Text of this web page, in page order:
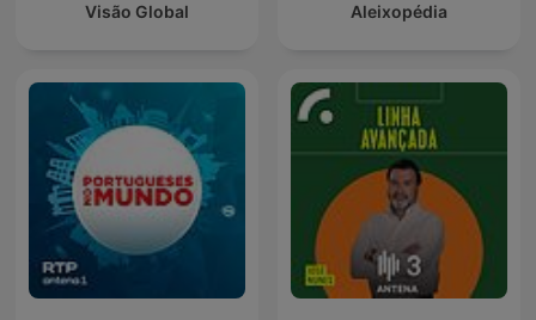
Visão Global Aleixopédia